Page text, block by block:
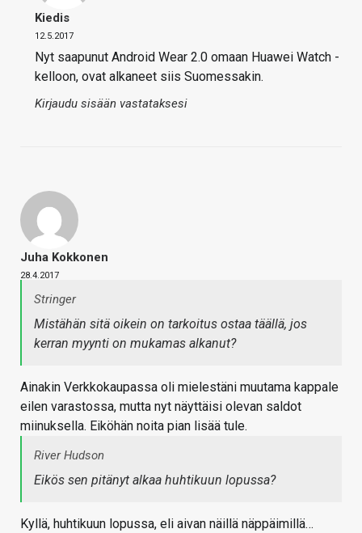
Kiedis
12.5.2017
Nyt saapunut Android Wear 2.0 omaan Huawei Watch -
kelloon, ovat alkaneet siis Suomessakin.
Kirjaudu sisään vastataksesi
Juha Kokkonen
28.4.2017
Stringer
Mistähän sitä oikein on tarkoitus ostaa täällä, jos
kerran myynti on mukamas alkanut?
Ainakin Verkkokaupassa oli mielestäni muutama kappale
eilen varastossa, mutta nyt näyttäisi olevan saldot
miinuksella. Eiköhän noita pian lisää tule.
River Hudson
Eikös sen pitänyt alkaa huhtikuun lopussa?
Kyllä, huhtikuun lopussa, eli aivan näillä näppäimillä…